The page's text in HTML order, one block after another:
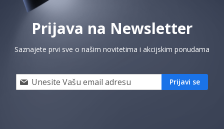
Prijava na Newsletter
Saznajete prvi sve o našim novitetima i akcijskim ponudama
Prijavi
se
Prijavi se